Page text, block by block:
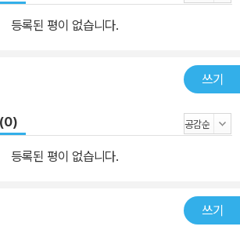
등록된 평이 없습니다.
쓰기
등록된 평이 없습니다.
쓰기